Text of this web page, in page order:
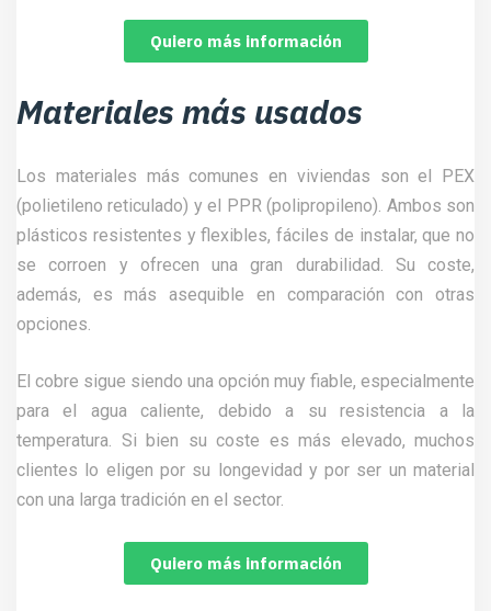
Quiero más información
Materiales más usados
Los materiales más comunes en viviendas son el PEX
(polietileno reticulado) y el PPR (polipropileno). Ambos son
plásticos resistentes y flexibles, fáciles de instalar, que no
se corroen y ofrecen una gran durabilidad. Su coste,
además, es más asequible en comparación con otras
opciones.
El cobre sigue siendo una opción muy fiable, especialmente
para el agua caliente, debido a su resistencia a la
temperatura. Si bien su coste es más elevado, muchos
clientes lo eligen por su longevidad y por ser un material
con una larga tradición en el sector.
Quiero más información